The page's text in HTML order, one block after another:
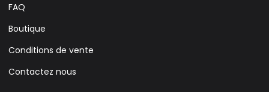
FAQ
Boutique
Conditions de vente
Contactez nous